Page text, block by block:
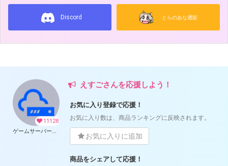
Discord とらのあな通販
11128
ゲームサーバー公開ツール の開発支援
えすごさんを応援しよう！
お気に入り登録で応援！
お気に入り数は、商品ランキングに反映されます。
お気に入りに追加
商品をシェアして応援！